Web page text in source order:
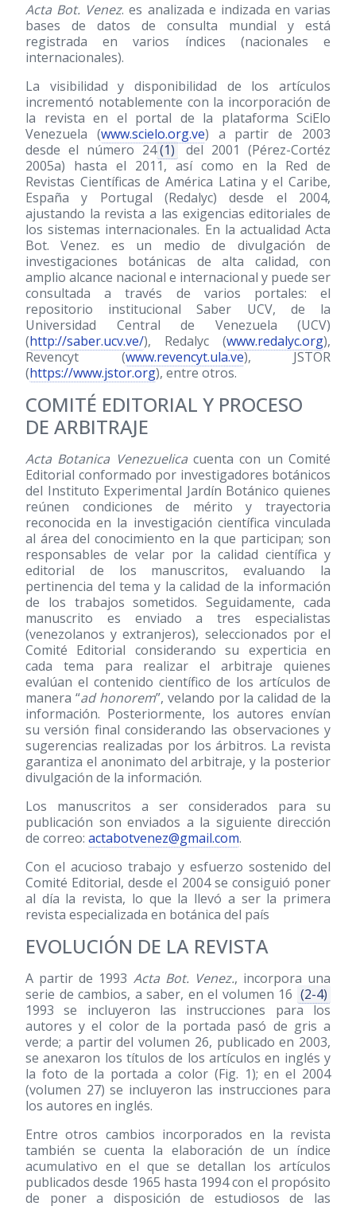
Acta Bot. Venez. es analizada e indizada en varias
bases de datos de consulta mundial y está
registrada en varios índices (nacionales e
internacionales).
La visibilidad y disponibilidad de los artículos
incrementó notablemente con la incorporación de
la revista en el portal de la plataforma SciElo
Venezuela (www.scielo.org.ve) a partir de 2003
desde el número 24(1)
del 2001 (Pérez-Cortéz
2005a) hasta el 2011, así como en la Red de
Revistas Científicas de América Latina y el Caribe,
España y Portugal (Redalyc) desde el 2004,
ajustando la revista a las exigencias editoriales de
los sistemas internacionales. En la actualidad Acta
Bot. Venez. es un medio de divulgación de
investigaciones botánicas de alta calidad, con
amplio alcance nacional e internacional y puede ser
consultada a través de varios portales: el
repositorio institucional Saber UCV, de la
Universidad Central de Venezuela (UCV)
(http://saber.ucv.ve/), Redalyc (www.redalyc.org),
Revencyt (www.revencyt.ula.ve), JSTOR
(https://www.jstor.org), entre otros.
COMITÉ EDITORIAL Y PROCESO
DE ARBITRAJE
Acta Botanica Venezuelicacuenta con un Comité
Editorial conformado por investigadores botánicos
del Instituto Experimental Jardín Botánico quienes
reúnen condiciones de mérito y trayectoria
reconocida en la investigación científica vinculada
al área del conocimiento en la que participan; son
responsables de velar por la calidad científica y
editorial de los manuscritos, evaluando la
pertinencia del tema y la calidad de la información
de los trabajos sometidos. Seguidamente, cada
manuscrito es enviado a tres especialistas
(venezolanos y extranjeros), seleccionados por el
Comité Editorial considerando su experticia en
cada tema para realizar el arbitraje quienes
evalúan el contenido científico de los artículos de
manera “ad honorem”, velando por la calidad de la
información. Posteriormente, los autores envían
su versión final considerando las observaciones y
sugerencias realizadas por los árbitros. La revista
garantiza el anonimato del arbitraje, y la posterior
divulgación de la información.
Los manuscritos a ser considerados para su
publicación son enviados a la siguiente dirección
de correo: actabotvenez@gmail.com.
Con el acucioso trabajo y esfuerzo sostenido del
Comité Editorial, desde el 2004 se consiguió poner
al día la revista, lo que la llevó a ser la primera
revista especializada en botánica del país
EVOLUCIÓN DE LA REVISTA
A partir de 1993 Acta Bot. Venez., incorpora una
serie de cambios, a saber, en el volumen 16 (2-4)
1993 se incluyeron las instrucciones para los
autores y el color de la portada pasó de gris a
verde; a partir del volumen 26, publicado en 2003,
se anexaron los títulos de los artículos en inglés y
la foto de la portada a color (Fig. 1); en el 2004
(volumen 27) se incluyeron las instrucciones para
los autores en inglés.
Entre otros cambios incorporados en la revista
también se cuenta la elaboración de un índice
acumulativo en el que se detallan los artículos
publicados desde 1965 hasta 1994 con el propósito
de poner a disposición de estudiosos de las